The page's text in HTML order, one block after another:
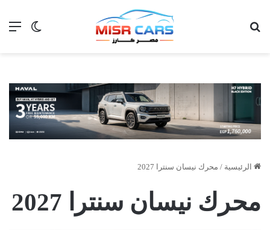
الوضع
الرئيسية / محرك نيسان سنترا 2027
محرك نيسان سنترا 2027